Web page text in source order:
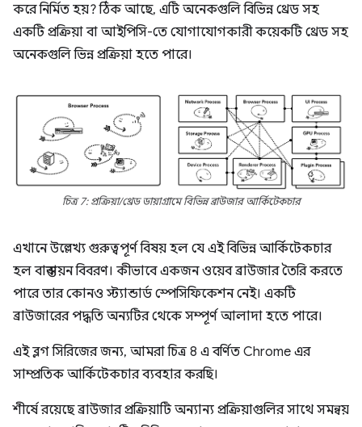
করে নির্মিত হয়? ঠিক আছে, এটি অনেকগুলি বিভিন্ন থ্রেড সহ
একটি প্রক্রিয়া বা আইপিসি-তে যোগাযোগকারী কয়েকটি থ্রেড সহ
অনেকগুলি ভিন্ন প্রক্রিয়া হতে পারে।
চিত্র 7: প্রক্রিয়া/থ্রেড ডায়াগ্রামে বিভিন্ন ব্রাউজার আর্কিটেকচার
এখানে উল্লেখ্য গুরুত্বপূর্ণ বিষয় হল যে এই বিভিন্ন আর্কিটেকচার
হল বাস্তবায়ন বিবরণ। কীভাবে একজন ওয়েব ব্রাউজার তৈরি করতে
পারে তার কোনও স্ট্যান্ডার্ড স্পেসিফিকেশন নেই। একটি
ব্রাউজারের পদ্ধতি অন্যটির থেকে সম্পূর্ণ আলাদা হতে পারে।
এই ব্লগ সিরিজের জন্য, আমরা চিত্র 8 এ বর্ণিত Chrome এর
সাম্প্রতিক আর্কিটেকচার ব্যবহার করছি।
শীর্ষে রয়েছে ব্রাউজার প্রক্রিয়াটি অন্যান্য প্রক্রিয়াগুলির সাথে সমন্বয়